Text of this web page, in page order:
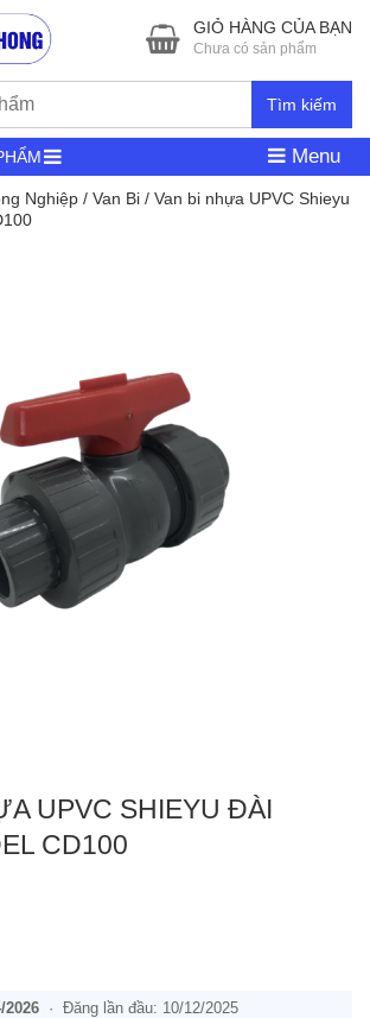
Tìm kiếm
GIỎ HÀNG CỦA BẠN
Chưa có sản phẩm
Menu
Nghiệp / Van Bi / Van bi nhựa UPVC Shieyu
UPVC SHIEYU ĐÀI
CD100
2026 · Đăng lần đầu: 10/12/2025